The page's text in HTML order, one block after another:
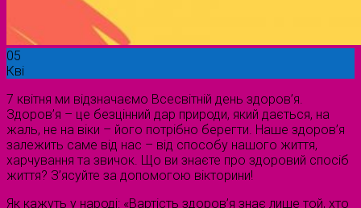
05
Кві
7 квітня ми відзначаємо Всесвітній день здоров’я.
Здоров’я – це безцінний дар природи, який дається, на
жаль, не на віки – його потрібно берегти. Наше здоров’я
залежить саме від нас – від способу нашого життя,
харчування та звичок. Що ви знаєте про здоровий спосіб
життя? З’ясуйте за допомогою вікторини!
Як кажуть у народі: «Вартість здоров’я знає лише той, хто